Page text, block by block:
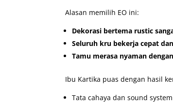
Alasan memilih EO ini:
Dekorasi bertema rustic
Seluruh kru bekerja cepat
Tamu merasa nyaman
Ibu Kartika puas dengan hasil
Tata cahaya dan sound